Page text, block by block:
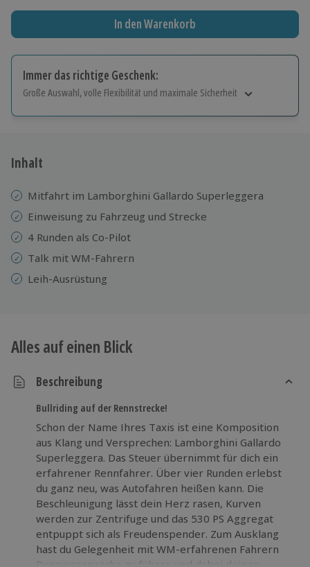
In den Warenkorb
Immer das richtige Geschenk:
Große Auswahl, volle Flexibilität und maximale Sicherheit
Jeder Gutschein für alle Erlebnisse einlösbar.
Inhalt
Mitfahrt im Lamborghini Gallardo Superleggera
Einweisung zu Fahrzeug und Strecke
4 Runden als Co-Pilot
Talk mit WM-Fahrern
Leih-Ausrüstung
Alles auf einen Blick
Beschreibung
Bullriding auf der Rennstrecke!
Schon der Name Ihres Taxis ist eine Komposition
aus Klang und Versprechen: Lamborghini Gallardo
Superleggera. Das Steuer übernimmt für dich ein
erfahrener Rennfahrer. Über vier Runden erlebst
du ganz neu, was Autofahren heißen kann. Die
Beschleunigung lässt dein Herz rasen, Kurven
werden zur Zentrifuge und das 530 PS Aggregat
entpuppt sich als Freudenspender. Zum Ausklang
hast du Gelegenheit mit WM-erfahrenen Fahrern
Benzingespräche zu führen und dabei deinen